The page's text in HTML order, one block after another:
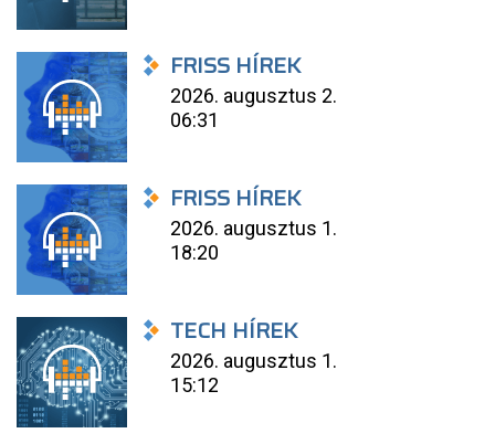
FRISS HÍREK
2026. augusztus 2.
06:31
FRISS HÍREK
2026. augusztus 1.
18:20
TECH HÍREK
2026. augusztus 1.
15:12